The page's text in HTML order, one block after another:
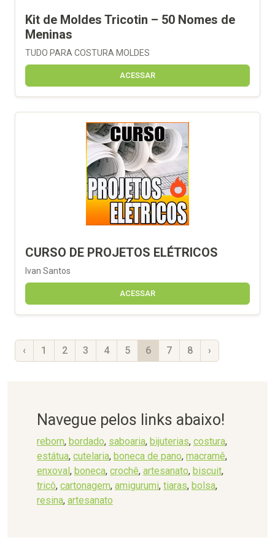
Kit de Moldes Tricotin – 50 Nomes de
Meninas
TUDO PARA COSTURA MOLDES
ACESSAR
CURSO DE PROJETOS ELÉTRICOS
Ivan Santos
ACESSAR
‹ 1 2 3 4 5 6 7 8 ›
Navegue pelos links abaixo!
reborn, bordado, saboaria, bijuterias, costura,
estátua, cutelaria, boneca de pano, macramê,
enxoval, boneca, crochê, artesanato, biscuit,
tricô, cartonagem, amigurumi, tiaras, bolsa,
resina, artesanato